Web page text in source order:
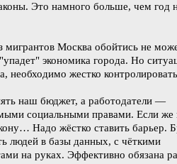
Это намного больше, чем год
мигрантов Москва обойтись не
экономика города. Но
необходимо жестко
наш бюджет, а работодатели —
социальными правами. Если же
Надо жёстко ставить барьер.
людей в базы данных, с чёткими
на руках. Эффективно обязана